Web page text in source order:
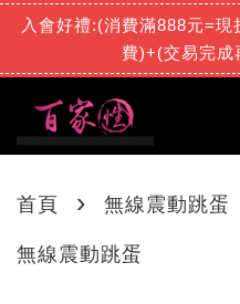
入會好禮:(消費滿888元=
費)+(交易完成
首頁 › 無線震動跳蛋
無線震動跳蛋